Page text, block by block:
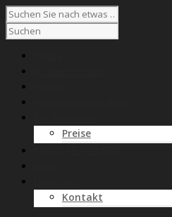
Preise
Kontakt